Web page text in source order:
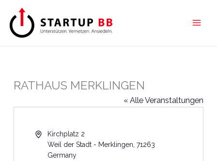
Inhalt
springen
RATHAUS MERKLINGEN
« Alle Veranstaltungen
AdresseKirchplatz 2
Weil der Stadt - Merklingen 71263
Germany